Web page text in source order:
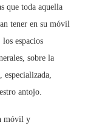
que toda aquella
tener en su móvil
espacios
sobre la
especializada,
antojo.
móvil y